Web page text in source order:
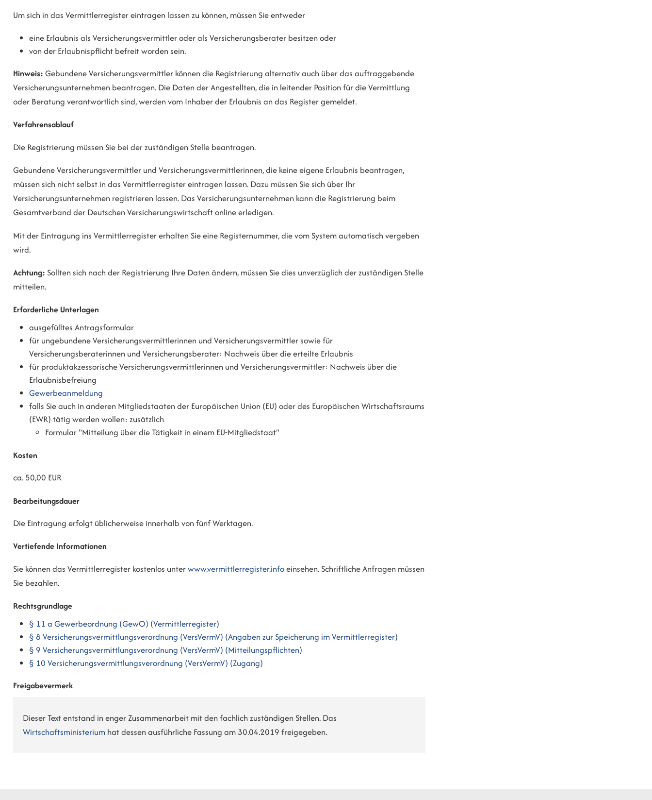
Um sich in das Vermittlerregister eintragen lassen zu können, müssen Sie entweder
eine Erlaubnis als Versicherungsvermittler oder als Versicherungsberater besitzen oder
von der Erlaubnispflicht befreit worden sein.
Hinweis: Gebundene Versicherungsvermittler können die Registrierung alternativ auch über das auftraggebende
Versicherungsunternehmen beantragen. Die Daten der Angestellten, die in leitender Position für die Vermittlung
oder Beratung verantwortlich sind, werden vom Inhaber der Erlaubnis an das Register gemeldet.
Verfahrensablauf
Die Registrierung müssen Sie bei der zuständigen Stelle beantragen.
Gebundene Versicherungsvermittler und Versicherungsvermittlerinnen, die keine eigene Erlaubnis beantragen,
müssen sich nicht selbst in das Vermittlerregister eintragen lassen. Dazu müssen Sie sich über Ihr
Versicherungsunternehmen registrieren lassen. Das Versicherungsunternehmen kann die Registrierung beim
Gesamtverband der Deutschen Versicherungswirtschaft online erledigen.
Mit der Eintragung ins Vermittlerregister erhalten Sie eine Registernummer, die vom System automatisch vergeben
wird.
Achtung: Sollten sich nach der Registrierung Ihre Daten ändern, müssen Sie dies unverzüglich der zuständigen Stelle
mitteilen.
Erforderliche Unterlagen
ausgefülltes Antragsformular
für ungebundene Versicherungsvermittlerinnen und Versicherungsvermittler sowie für
Versicherungsberaterinnen und Versicherungsberater: Nachweis über die erteilte Erlaubnis
für produktakzessorische Versicherungsvermittlerinnen und Versicherungsvermittler: Nachweis über die
Erlaubnisbefreiung
Gewerbeanmeldung
falls Sie auch in anderen Mitgliedstaaten der Europäischen Union (EU) oder des Europäischen Wirtschaftsraums
(EWR) tätig werden wollen: zusätzlich
Formular "Mitteilung über die Tätigkeit in einem EU-Mitgliedstaat"
Kosten
ca. 50,00 EUR
Bearbeitungsdauer
Die Eintragung erfolgt üblicherweise innerhalb von fünf Werktagen.
Vertiefende Informationen
Sie können das Vermittlerregister kostenlos unterwww.vermittlerregister.infoeinsehen. Schriftliche Anfragen müssen
Sie bezahlen.
Rechtsgrundlage
§ 11 a Gewerbeordnung (GewO) (Vermittlerregister)
§ 8 Versicherungsvermittlungsverordnung (VersVermV) (Angaben zur Speicherung im Vermittlerregister)
§ 9 Versicherungsvermittlungsverordnung (VersVermV) (Mitteilungspflichten)
§ 10 Versicherungsvermittlungsverordnung (VersVermV) (Zugang)
Freigabevermerk
Dieser Text entstand in enger Zusammenarbeit mit den fachlich zuständigen Stellen. Das
Wirtschaftsministerium hat dessen ausführliche Fassung am 30.04.2019 freigegeben.